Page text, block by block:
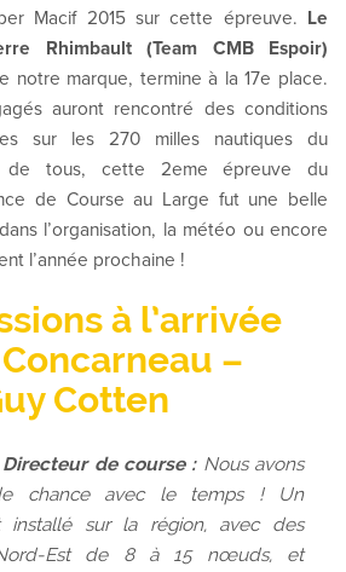
Macif 2015 sur cette épreuve. Le
Rhimbault (Team CMB Espoir)
notre marque, termine à la 17e place.
auront rencontré des conditions
sur les 270 milles nautiques du
de tous, cette 2eme épreuve du
de Course au Large fut une belle
l’organisation, la météo ou encore
l’année prochaine !
à l’arrivée
–
Cotten
de course :Nous avons
chance avec le temps ! Un
installé sur la région, avec des
Est de 8 à 15 nœuds, et